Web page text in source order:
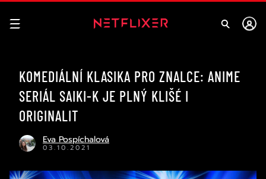
KOMEDIÁLNÍ KLASIKA PRO ZNALCE: ANIME
SERIÁL SAIKI-K JE PLNÝ KLIŠÉ I
ORIGINALIT
Eva Pospíchalová
03.10.2021